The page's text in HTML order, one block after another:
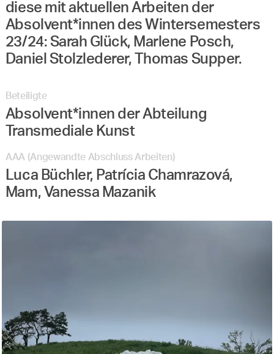
diese mit aktuellen Arbeiten der
Absolvent*innen des Wintersemesters
23/24: Sarah Glück, Marlene Posch,
Daniel Stolzlederer, Thomas Supper.
Beteiligte
Absolvent*innen der Abteilung
Transmediale Kunst
AAA (Angewandte Abschluss Arbeiten)
Luca Büchler, Patrícia Chamrazová,
Mam, Vanessa Mazanik